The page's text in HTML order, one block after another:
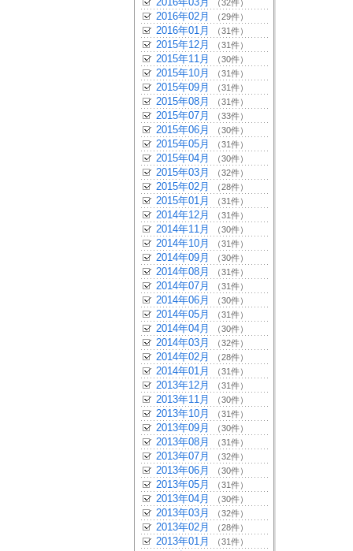
（32件）
2016年02月 （29件）
2016年01月 （31件）
2015年12月 （31件）
2015年11月 （30件）
2015年10月 （31件）
2015年09月 （31件）
2015年08月 （31件）
2015年07月 （33件）
2015年06月 （30件）
2015年05月 （31件）
2015年04月 （30件）
2015年03月 （32件）
2015年02月 （28件）
2015年01月 （31件）
2014年12月 （31件）
2014年11月 （30件）
2014年10月 （31件）
2014年09月 （30件）
2014年08月 （31件）
2014年07月 （31件）
2014年06月 （30件）
2014年05月 （31件）
2014年04月 （30件）
2014年03月 （32件）
2014年02月 （28件）
2014年01月 （31件）
2013年12月 （31件）
2013年11月 （30件）
2013年10月 （31件）
2013年09月 （30件）
2013年08月 （31件）
2013年07月 （32件）
2013年06月 （30件）
2013年05月 （31件）
2013年04月 （30件）
2013年03月 （32件）
2013年02月 （28件）
2013年01月 （31件）